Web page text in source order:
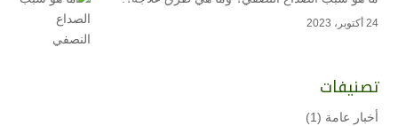
24 أكتوبر، 2023
تصنيفات
أخبار عامة (1)